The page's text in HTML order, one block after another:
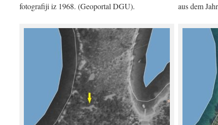
fotografiji iz 1968. (Geoportal DGU).
aus dem